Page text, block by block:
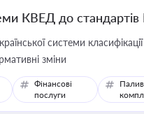
КВЕД до стандартів
системи
зміни
Фінансові
послуги